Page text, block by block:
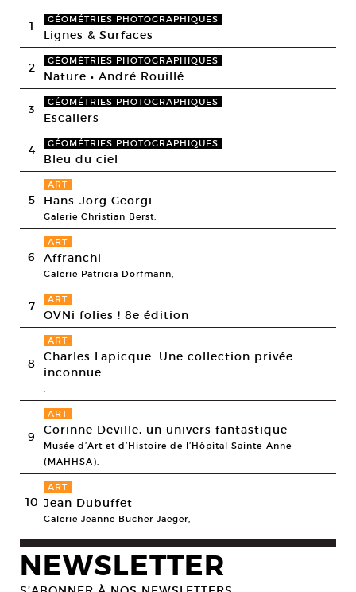
1 GÉOMÉTRIES PHOTOGRAPHIQUES
Lignes & Surfaces
2 GÉOMÉTRIES PHOTOGRAPHIQUES
Nature • André Rouillé
3 GÉOMÉTRIES PHOTOGRAPHIQUES
Escaliers
4 GÉOMÉTRIES PHOTOGRAPHIQUES
Bleu du ciel
5
ART
Hans-Jörg Georgi
Galerie Christian Berst,
6
ART
Affranchi
Galerie Patricia Dorfmann,
7 ART
OVNi folies ! 8e édition
8
ART
Charles Lapicque. Une collection privée
inconnue
,
9
ART
Corinne Deville, un univers fantastique
Musée d’Art et d’Histoire de l’Hôpital Sainte-Anne
(MAHHSA),
10
ART
Jean Dubuffet
Galerie Jeanne Bucher Jaeger,
NEWSLETTER